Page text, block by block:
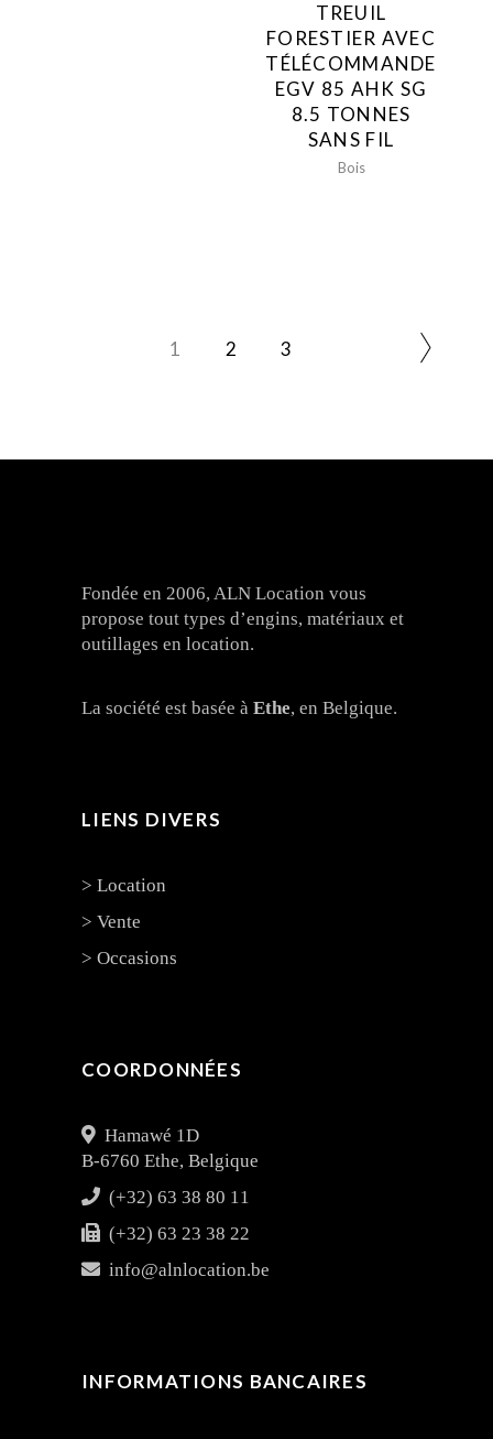
TREUIL
FORESTIER AVEC
TÉLÉCOMMANDE
EGV 85 AHK SG
8.5 TONNES
SANS FIL
Bois
1 2 3
Fondée en 2006, ALN Location vous
propose tout types d’engins, matériaux et
outillages en location.
La société est basée à Ethe, en Belgique.
LIENS DIVERS
> Location
> Vente
> Occasions
COORDONNÉES
Hamawé 1D
B-6760 Ethe, Belgique
(+32) 63 38 80 11
(+32) 63 23 38 22
info@alnlocation.be
INFORMATIONS BANCAIRES